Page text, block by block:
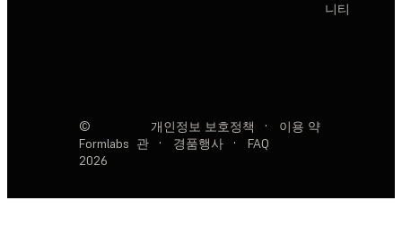
니티
©
Formlabs
2026
개인정보 보호정책 ·
이용 약
관
· 경품행사 · FAQ